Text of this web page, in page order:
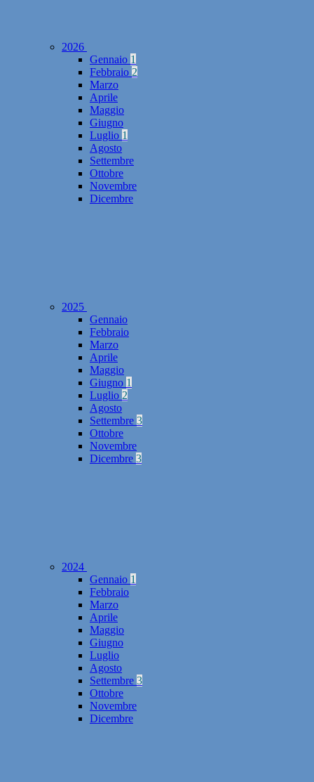
2026
Gennaio 1
Febbraio 2
Marzo
Aprile
Maggio
Giugno
Luglio 1
Agosto
Settembre
Ottobre
Novembre
Dicembre
2025
Gennaio
Febbraio
Marzo
Aprile
Maggio
Giugno 1
Luglio 2
Agosto
Settembre 3
Ottobre
Novembre
Dicembre 3
2024
Gennaio 1
Febbraio
Marzo
Aprile
Maggio
Giugno
Luglio
Agosto
Settembre 3
Ottobre
Novembre
Dicembre